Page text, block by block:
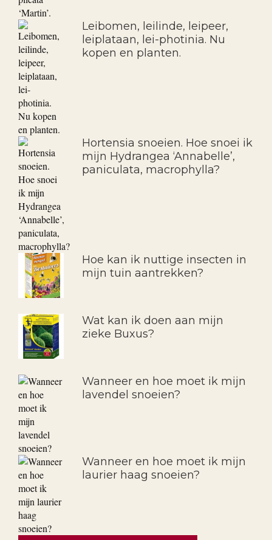
Leibomen, leilinde, leipeer,
leiplataan, lei-photinia. Nu
kopen en planten.
Hortensia snoeien. Hoe snoei ik
mijn Hydrangea ‘Annabelle’,
paniculata, macrophylla?
Hoe kan ik nuttige insecten in
mijn tuin aantrekken?
Wat kan ik doen aan mijn
zieke Buxus?
Wanneer en hoe moet ik mijn
lavendel snoeien?
Wanneer en hoe moet ik mijn
laurier haag snoeien?